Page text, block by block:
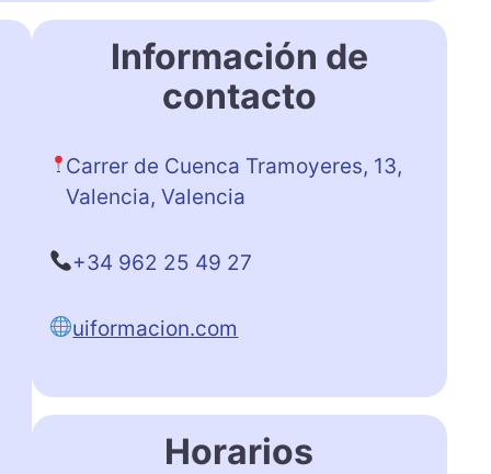
Información de
contacto
Carrer de Cuenca Tramoyeres, 13,
Valencia, Valencia
+34 962 25 49 27
uiformacion.com
Horarios